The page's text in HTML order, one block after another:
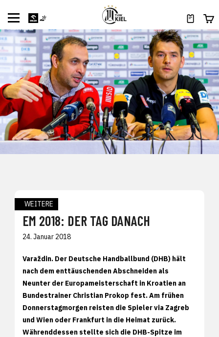
WEITERE
EM 2018: DER TAG DANACH
24. Januar 2018
Varaždin. Der Deutsche Handballbund (DHB) hält
nach dem enttäuschenden Abschneiden als
Neunter der Europameisterschaft in Kroatien an
Bundestrainer Christian Prokop fest. Am frühen
Donnerstagmorgen reisten die Spieler via Zagreb
und Wien oder Frankfurt in die Heimat zurück.
Währenddessen stellte sich die DHB-Spitze im